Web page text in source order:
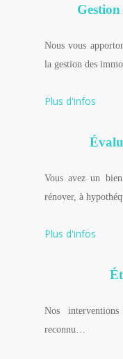
Nous vous
la gestion des
Plus d'infos
Vous avez un
rénover, à
Plus d'infos
Nos
reconnu…